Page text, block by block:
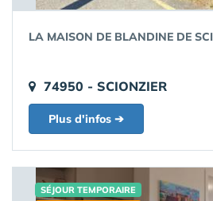
LA MAISON DE BLANDINE DE
74950 - SCIONZIER
Plus d'infos ➔
SÉJOUR TEMPORAIRE